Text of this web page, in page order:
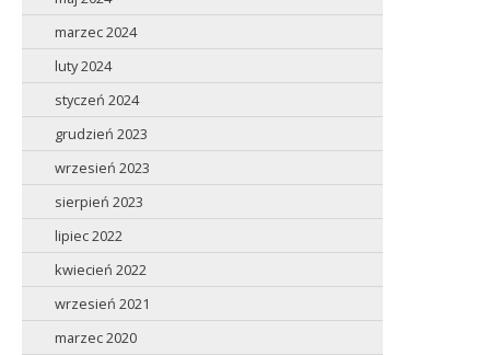
marzec 2024
luty 2024
styczeń 2024
grudzień 2023
wrzesień 2023
sierpień 2023
lipiec 2022
kwiecień 2022
wrzesień 2021
marzec 2020